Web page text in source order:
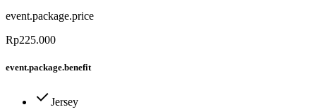
event.package.price
Rp225.000
event.package.benefit
Jersey